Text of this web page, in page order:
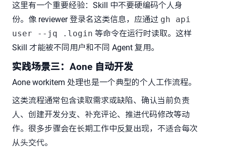
这里有一个重要经验：Skill 中不要硬编码个人身
份。像 reviewer 登录名这类信息，应通过 gh api
user --jq .login 等命令在运行时读取。这样
Skill 才能被不同用户和不同 Agent 复用。
实践场景三：Aone 自动开发
Aone workitem 处理也是一个典型的个人工作流程。
这类流程通常包含读取需求或缺陷、确认当前负责
人、创建开发分支、补充评论、推进代码修改等动
作。很多步骤会在长期工作中反复出现，不适合每次
从头交代。